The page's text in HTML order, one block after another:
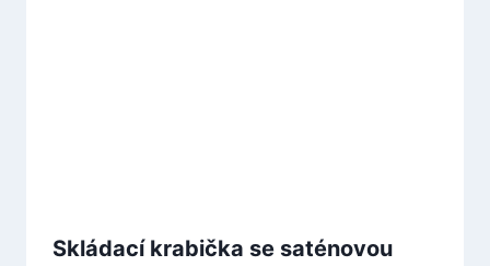
Skládací krabička se saténovou